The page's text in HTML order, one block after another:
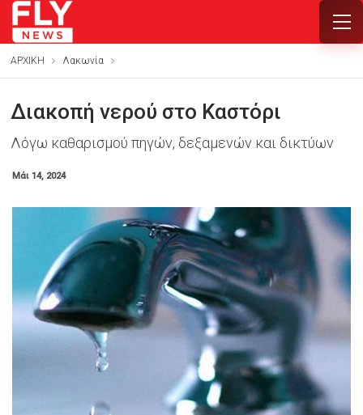
ΑΡΧΙΚΗ Λακωνία
Διακοπή νερού στο Καστόρι
Λόγω καθαρισμού πηγών, δεξαμενών και δικτύων
Μάι 14, 2024